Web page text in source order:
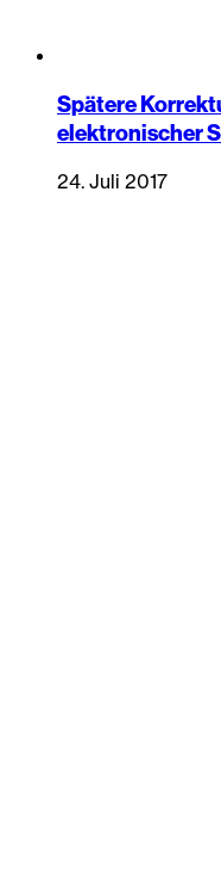
Spätere
elektronischer
24. Juli 2017